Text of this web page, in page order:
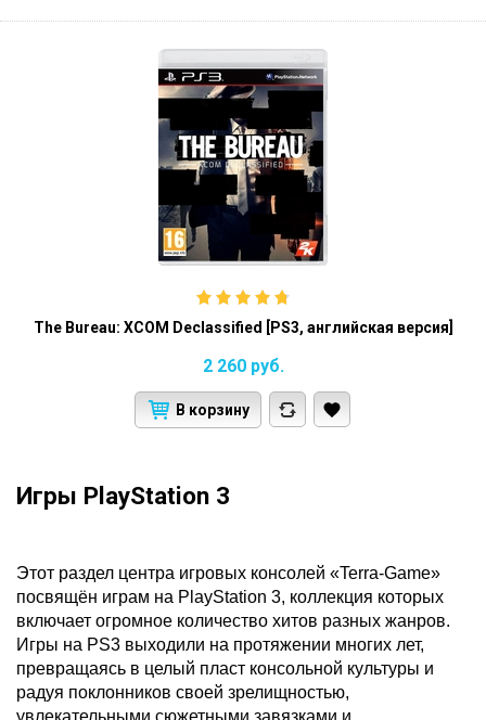
The Bureau: XCOM Declassified [PS3, английская версия]
2 260 руб.
В корзину
Игры PlayStation 3
Этот раздел центра игровых консолей «Terra-Game»
посвящён играм на PlayStation 3, коллекция которых
включает огромное количество хитов разных жанров.
Игры на PS3 выходили на протяжении многих лет,
превращаясь в целый пласт консольной культуры и
радуя поклонников своей зрелищностью,